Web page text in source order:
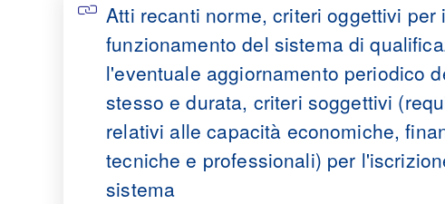
Atti recanti norme, criteri oggettivi per
funzionamento del sistema di
l'eventuale aggiornamento periodico
stesso e durata, criteri soggettivi
relativi alle capacità economiche,
tecniche e professionali) per
sistema